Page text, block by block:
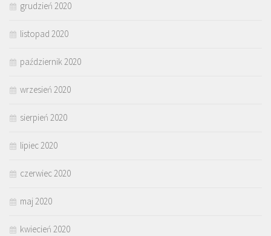
grudzień 2020
listopad 2020
październik 2020
wrzesień 2020
sierpień 2020
lipiec 2020
czerwiec 2020
maj 2020
kwiecień 2020